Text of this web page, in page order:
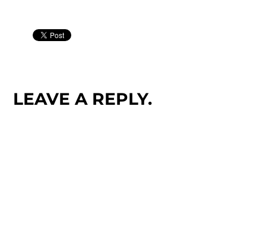
LEAVE A REPLY.